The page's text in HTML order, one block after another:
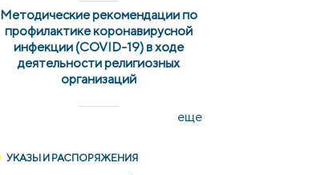
Методические рекомендации по
профилактике коронавирусной
инфекции (COVID-19) в ходе
деятельности религиозных
организаций
еще
УКАЗЫ И РАСПОРЯЖЕНИЯ